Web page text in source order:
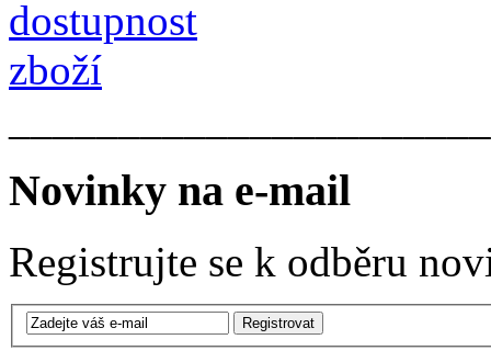
Novinky na e-mail
Registrujte se k odběru